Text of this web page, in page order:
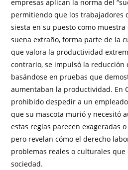
empresas aplican la norma del
permitiendo que los trabajadores
siesta en su puesto como
suena extraño, forma parte de la
que valora la productividad
contrario, se impulsó la reducción
basándose en pruebas que
aumentaban la productividad. En
prohibido despedir a un
que su mascota murió y necesitó
estas reglas parecen exageradas
pero revelan cómo el derecho
problemas reales o culturales que
sociedad.